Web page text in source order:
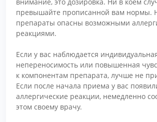
превышайте прописанной вам нормы.
препараты опасны возможными
реакциями.
Если у вас наблюдается
непереносимость или повышенная
к компонентам препарата, лучше не
Если после начала приема у вас
аллергические реакции, немедленно
этом своему врачу.